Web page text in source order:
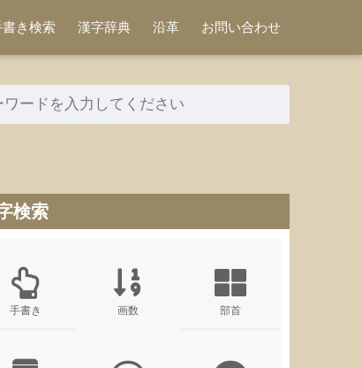
書き検索 漢字辞典 沿革 お問い合わせ
検索
手書き 画数 部首